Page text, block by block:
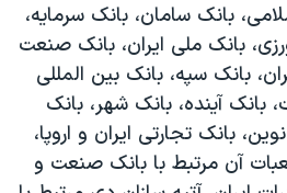
بانک سامان، بانک سرمایه،
بانک ملی ایران، بانک صنعت
بانک سپه، بانک بین المللی
بانک آینده، بانک شهر، بانک
بانک تجارتی ایران و اروپا،
آن مرتبط با بانک صنعت و